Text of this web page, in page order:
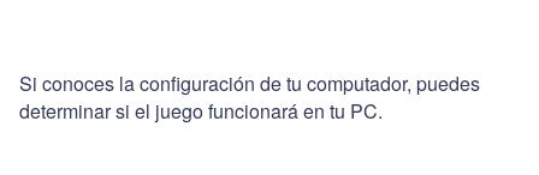
Si conoces la configuración de tu computador, puedes
determinar si el juego funcionará en tu PC.